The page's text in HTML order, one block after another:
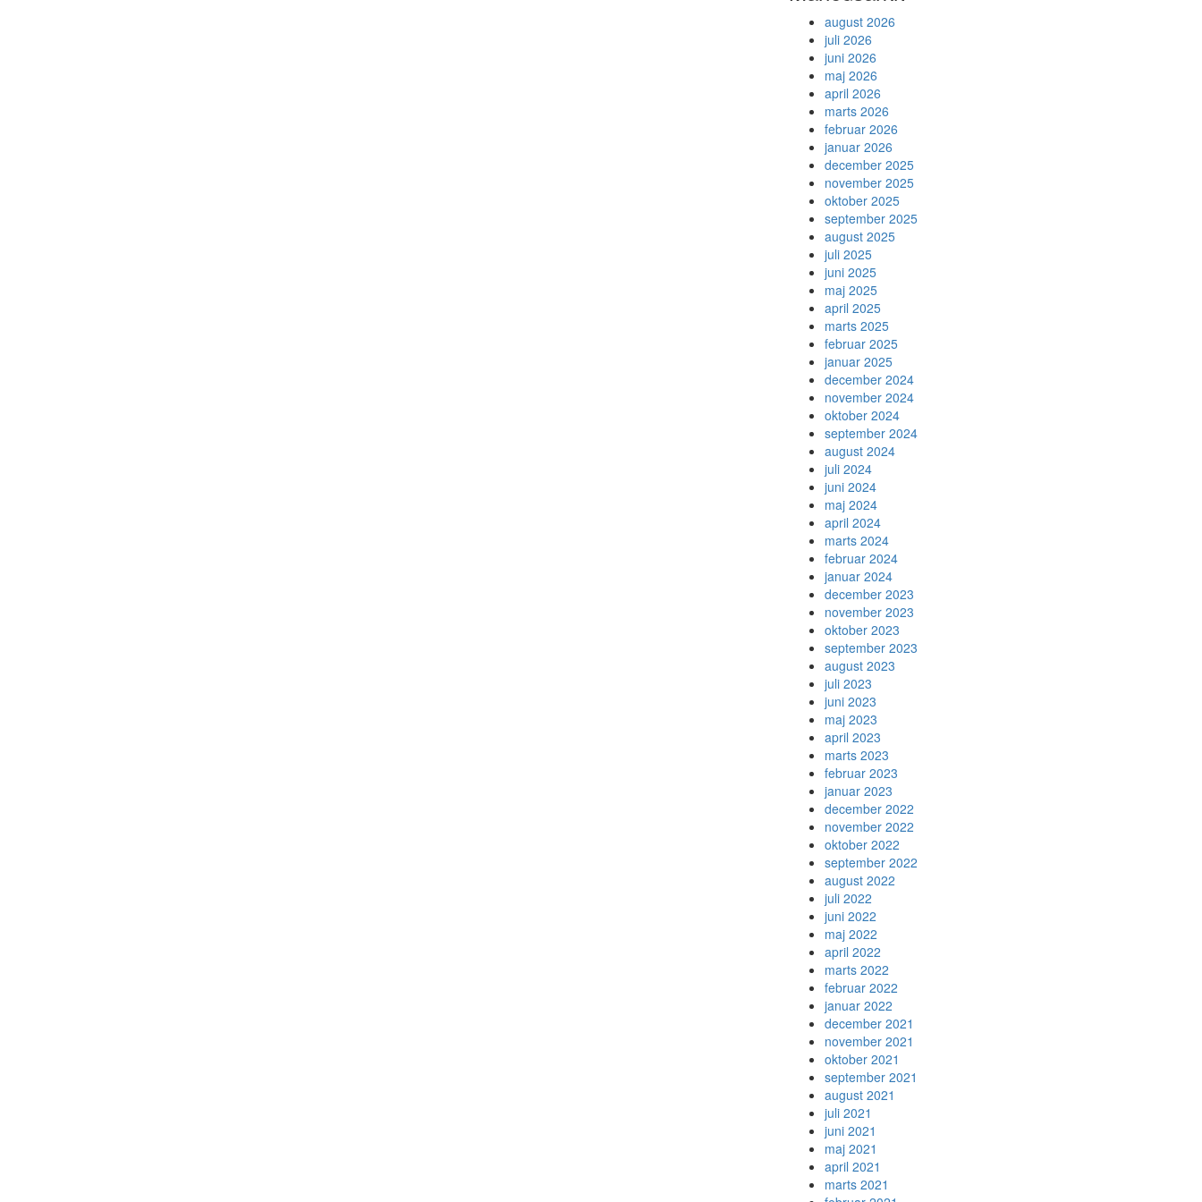
august 2026
juli 2026
juni 2026
maj 2026
april 2026
marts 2026
februar 2026
januar 2026
december 2025
november 2025
oktober 2025
september 2025
august 2025
juli 2025
juni 2025
maj 2025
april 2025
marts 2025
februar 2025
januar 2025
december 2024
november 2024
oktober 2024
september 2024
august 2024
juli 2024
juni 2024
maj 2024
april 2024
marts 2024
februar 2024
januar 2024
december 2023
november 2023
oktober 2023
september 2023
august 2023
juli 2023
juni 2023
maj 2023
april 2023
marts 2023
februar 2023
januar 2023
december 2022
november 2022
oktober 2022
september 2022
august 2022
juli 2022
juni 2022
maj 2022
april 2022
marts 2022
februar 2022
januar 2022
december 2021
november 2021
oktober 2021
september 2021
august 2021
juli 2021
juni 2021
maj 2021
april 2021
marts 2021